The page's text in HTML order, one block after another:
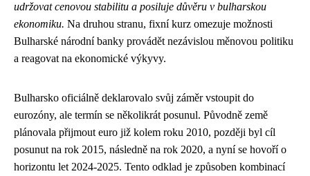
udržovat cenovou stabilitu a posiluje důvěru v bulharskou
ekonomiku. Na druhou stranu, fixní kurz omezuje možnosti
Bulharské národní banky provádět nezávislou měnovou politiku
a reagovat na ekonomické výkyvy.
Bulharsko oficiálně deklarovalo svůj záměr vstoupit do
eurozóny, ale termín se několikrát posunul. Původně země
plánovala přijmout euro již kolem roku 2010, později byl cíl
posunut na rok 2015, následně na rok 2020, a nyní se hovoří o
horizontu let 2024-2025. Tento odklad je způsoben kombinací